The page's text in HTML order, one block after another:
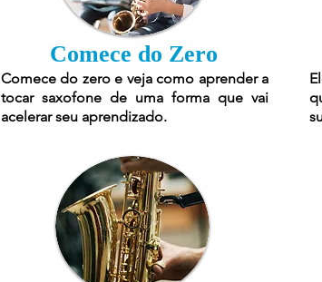
Comece do Zero
Comece do zero e veja como aprender a
tocar saxofone de uma forma que vai
acelerar seu aprendizado.